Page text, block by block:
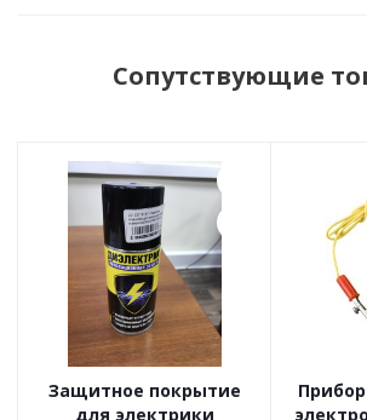
Сопутствующие
Защитное покрытие
для электрики